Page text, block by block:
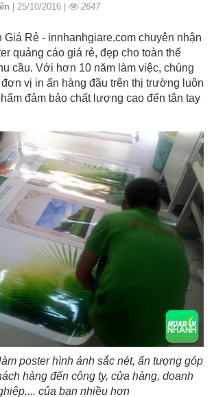
| 25/10/2016 | 2647
Giá Rẻ - innhanhgiare.com chuyên nhận
quảng cáo giá rẻ, đẹp cho toàn thể
cầu. Với hơn 10 năm làm việc, chúng
vị in ấn hàng đầu trên thị trường luôn
đảm bảo chất lượng cao đến tận tay
poster hình ảnh sắc nét, ấn tượng góp
hàng đến công ty, cửa hàng, doanh
của bạn nhiều hơn